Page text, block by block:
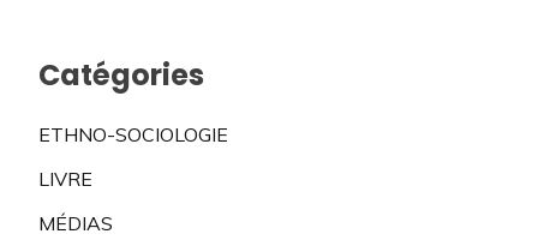
Catégories
ETHNO-SOCIOLOGIE
LIVRE
MÉDIAS